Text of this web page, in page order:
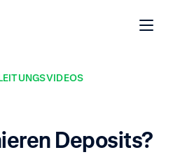
Deposits?